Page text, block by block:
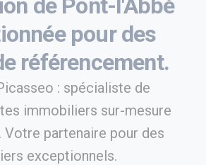
de Pont-l'Abbé
pour des
référencement.
: spécialiste de
immobiliers sur-mesure
Votre partenaire pour des
exceptionnels.